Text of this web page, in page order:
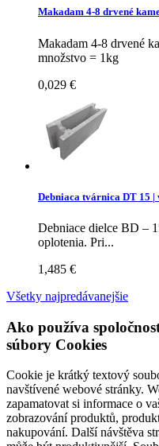
Makadam 4-8 drvené
Makadam 4-8 drvené
množstvo = 1kg
0,029 €
Debniaca tvárnica DT 15 |
Debniace dielce BD –
oplotenia. Pri...
1,485 €
Všetky najpredávanejšie
Ako používa
súbory Cookies
Cookie je krátký textový
navštívené webové stránky.
zapamatovat si informace o
zobrazování produktů,
nakupování. Další návštěva